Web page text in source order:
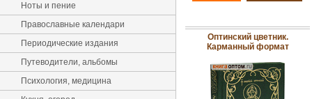
Ноты и пение
Православные календари
Периодические издания
Путеводители, альбомы
Психология, медицина
Оптинский цветник.
Карманный формат